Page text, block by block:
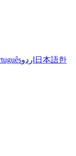
اردو 日本語한